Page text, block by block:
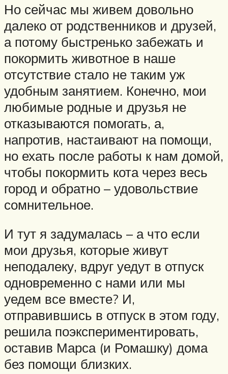
Но сейчас мы живем довольно
далеко от родственников и друзей,
а потому быстренько забежать и
покормить животное в наше
отсутствие стало не таким уж
удобным занятием. Конечно, мои
любимые родные и друзья не
отказываются помогать, а,
напротив, настаивают на помощи,
но ехать после работы к нам домой,
чтобы покормить кота через весь
город и обратно – удовольствие
сомнительное.
И тут я задумалась – а что если
мои друзья, которые живут
неподалеку, вдруг уедут в отпуск
одновременно с нами или мы
уедем все вместе? И,
отправившись в отпуск в этом году,
решила поэкспериментировать,
оставив Марса (и Ромашку) дома
без помощи близких.